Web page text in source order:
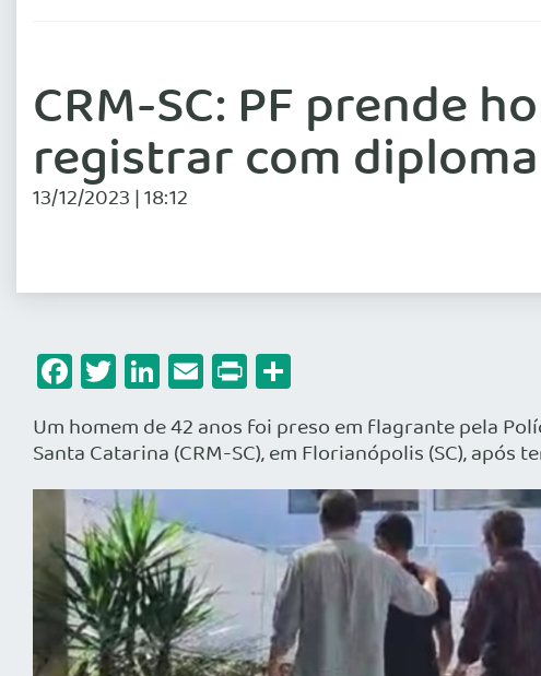
CRM-SC: PF prende
registrar com
13/12/2023 | 18:12
Facebook
Twitter
LinkedIn
Email
Print
Um homem de 42 anos foi preso em flagrante pela
Santa Catarina (CRM-SC), em Florianópolis (SC),